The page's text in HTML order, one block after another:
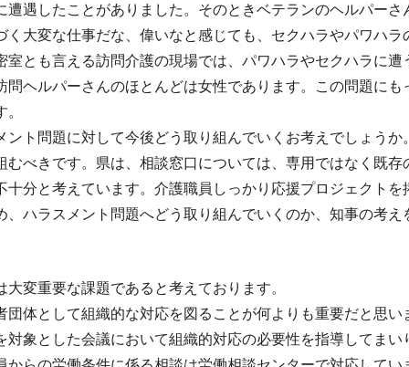
遇したことがありました。そのときベテランのヘルパー
大変な仕事だな、偉いなと感じても、セクハラやパワハ
室とも言える訪問介護の現場では、パワハラやセクハラに
問ヘルパーさんのほとんどは女性であります。この問題に
ント問題に対して今後どう取り組んでいくお考えでしょう
べきです。県は、相談窓口については、専用ではなく既存
十分と考えています。介護職員しっかり応援プロジェクト
ハラスメント問題へどう取り組んでいくのか、知事の考え
変重要な課題であると考えております。
体として組織的な対応を図ることが何よりも重要だと思い
象とした会議において組織的対応の必要性を指導してまい